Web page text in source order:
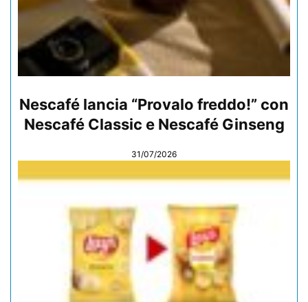
Nescafé lancia “Provalo freddo!” con
Nescafé Classic e Nescafé Ginseng
31/07/2026